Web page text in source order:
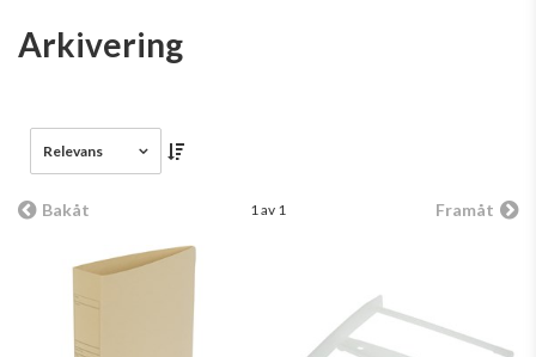
Arkivering
Relevans
Bakåt 1 av 1 Framåt